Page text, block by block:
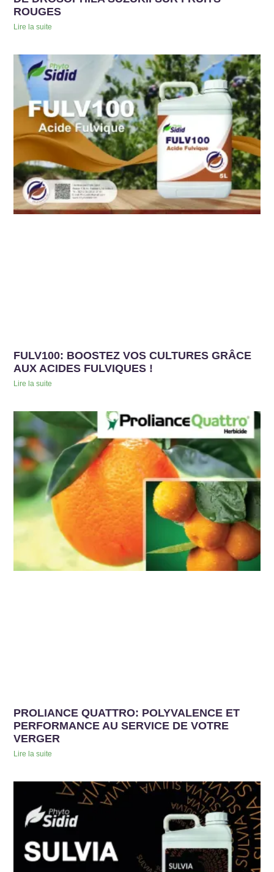
ROUGES
Lire la suite
FULV100: BOOSTEZ VOS CULTURES GRÂCE
AUX ACIDES FULVIQUES !
Lire la suite
PROLIANCE QUATTRO: POLYVALENCE ET
PERFORMANCE AU SERVICE DE VOTRE
VERGER
Lire la suite